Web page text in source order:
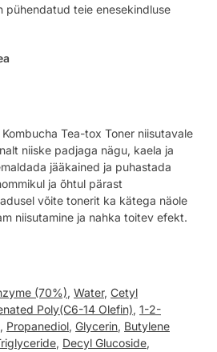
pühendatud teie enesekindluse
Tea-tox Toner niisutavale
niiske padjaga nägu, kaela ja
jääkained ja puhastada
ja õhtul pärast
võite tonerit ka kätega näole
niisutamine ja nahka toitev efekt.
(70%), Water, Cetyl
Poly(C6-14 Olefin), 1-2-
, Propanediol, Glycerin, Butylene
, Decyl Glucoside,